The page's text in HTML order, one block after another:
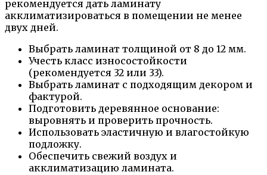
рекомендуется дать ламинату
акклиматизироваться в помещении не менее
двух дней.
Выбрать ламинат толщиной от 8 до 12 мм.
Учесть класс износостойкости
(рекомендуется 32 или 33).
Выбрать ламинат с подходящим декором и
фактурой.
Подготовить деревянное основание:
выровнять и проверить прочность.
Использовать эластичную и влагостойкую
подложку.
Обеспечить свежий воздух и
акклиматизацию ламината.